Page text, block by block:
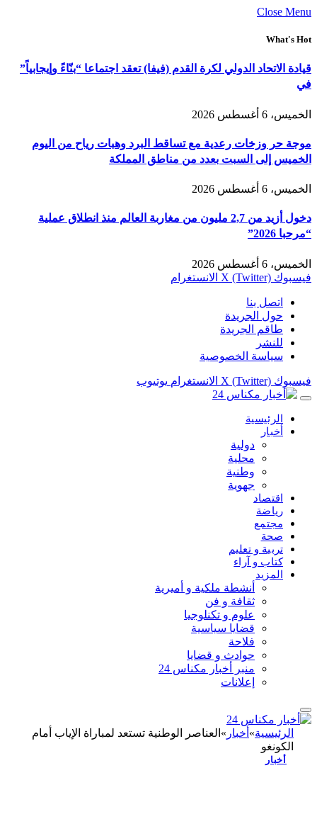
Close Menu
What's Hot
قيادة الاتحاد الدولي لكرة القدم (فيفا) تعقد اجتماعا “بنّاءً وإيجابياً”
في
الخميس، 6 أغسطس 2026
موجة حر وزخات رعدية مع تساقط البرد وهبات رياح من اليوم
الخميس إلى السبت بعدد من مناطق المملكة
الخميس، 6 أغسطس 2026
دخول أزيد من 2,7 مليون من مغاربة العالم منذ انطلاق عملية
“مرحبا 2026”
الخميس، 6 أغسطس 2026
فيسبوك X (Twitter) الانستغرام
اتصل بنا
حول الجريدة
طاقم الجريدة
للنشر
سياسة الخصوصية
فيسبوك X (Twitter) الانستغرام يوتيوب
الرئيسية
أخبار
دولية
محلية
وطنية
جهوية
اقتصاد
رياضة
مجتمع
صحة
تربية و تعليم
كتاب و آراء
المزيد
أنشطة ملكية و أميرية
ثقافة و فن
علوم و تكنلوجيا
قضايا سياسية
فلاحة
حوادث و قضايا
منبر أخبار مكناس 24
إعلانات
الرئيسية» أخبار » العناصر الوطنية تستعد لمباراة الإياب أمام
الكونغو
أخبار